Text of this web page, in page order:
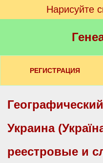
Нарисуйте
РЕГИСТРАЦИЯ
Украина
реестровые и